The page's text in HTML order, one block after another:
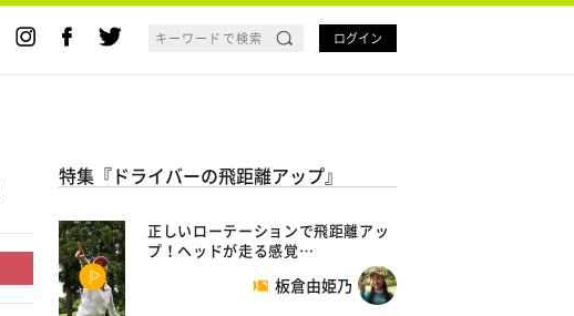
ログイン
特集『ドライバーの飛距離アップ』
正しいローテーションで飛距離アッ
プ！ヘッドが走る感覚…
板倉由姫乃